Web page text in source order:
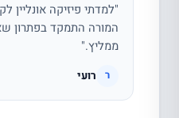
"למדתי פיזיקה אונליין
המורה התמקד בפתרון
ממליץ."
ר רועי